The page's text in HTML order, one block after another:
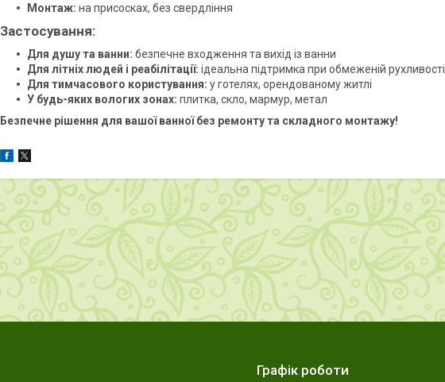
Монтаж: на присосках, без свердління
Застосування:
Для душу та ванни: безпечне входження та вихід із ванни
Для літніх людей і реабілітації: ідеальна підтримка при обмеженій рухливості
Для тимчасового користування: у готелях, орендованому житлі
У будь-яких вологих зонах: плитка, скло, мармур, метал
Безпечне рішення для вашої ванної без ремонту та складного монтажу!
Графік роботи